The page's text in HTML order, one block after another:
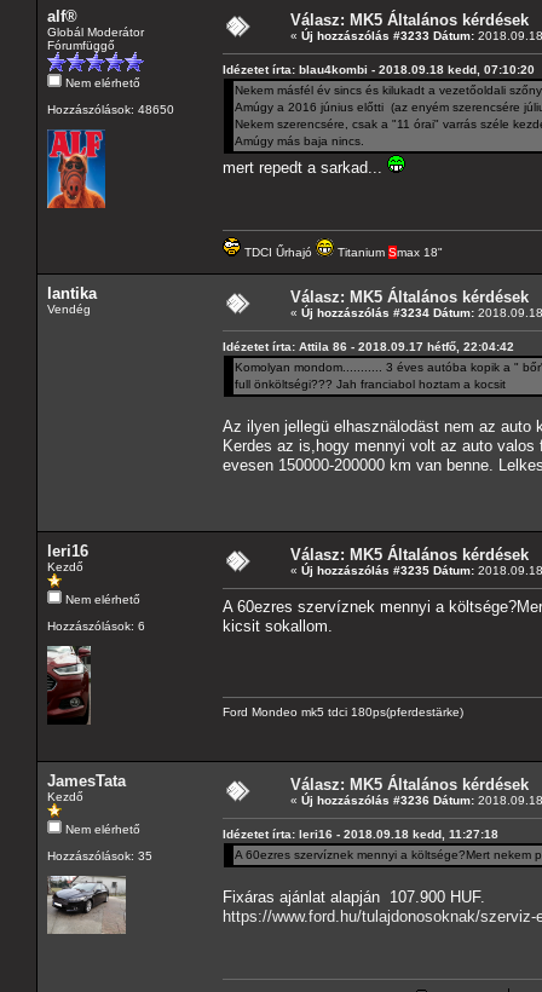
alf®
Globál Moderátor
Fórumfüggő
Nem elérhető
Hozzászólások: 48650
Válasz: MK5 Általános kérdések
« Új hozzászólás #3233 Dátum:
Idézetet írta: blau4kombi - 2018.09.18 kedd, 07:10:20
Nekem másfél év sincs és kilukadt a vezetőoldali
Amúgy a 2016 június előtti (az enyém szerencsére
Nekem szerencsére, csak a "11 órai" varrás széle
Amúgy más baja nincs.
mert repedt a sarkad...
TDCI Űrhajó Titanium Smax 18"
lantika
Vendég
Válasz: MK5 Általános kérdések
« Új hozzászólás #3234 Dátum:
Idézetet írta: Attila 86 - 2018.09.17 hétfő, 22:04:42
Komolyan mondom........... 3 éves autóba kopik a "
full önköltségi??? Jah franciabol hoztam a kocsit
Az ilyen jellegü elhasznälodäst nem az auto
Kerdes az is,hogy mennyi volt az auto
evesen 150000-200000 km van benne.
leri16
Kezdő
Nem elérhető
Hozzászólások: 6
Válasz: MK5 Általános kérdések
« Új hozzászólás #3235 Dátum:
A 60ezres szervíznek mennyi a
kicsit sokallom.
Ford Mondeo mk5 tdci 180ps(pferdestärke)
JamesTata
Kezdő
Nem elérhető
Hozzászólások: 35
Válasz: MK5 Általános kérdések
« Új hozzászólás #3236 Dátum:
Idézetet írta: leri16 - 2018.09.18 kedd, 11:27:18
A 60ezres szervíznek mennyi a költsége?Mert nekem
Fixáras ajánlat alapján 107.900 HUF.
https://www.ford.hu/tulajdonosoknak/